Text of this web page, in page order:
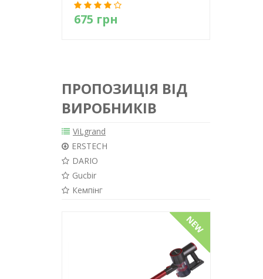
675 грн
ПРОПОЗИЦІЯ ВІД
ВИРОБНИКІВ
ViLgrand
ERSTECH
DARIO
Gucbir
Кемпінг